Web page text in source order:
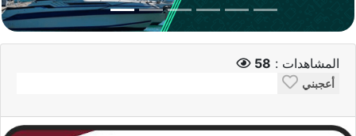
المشاهدات : 58
أعجبني